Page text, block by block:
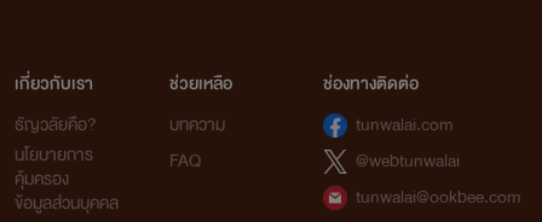
เกี่ยวกับเรา
ธัญวลัยคือ?
นโยบายการ
คุ้มครอง
ข้อมูลส่วนบุคคล
ช่วยเหลือ
บทความ
FAQ
ช่องทางติดต่อ
tunwalai.com
@webtunwalai
tunwalai@ookbee.com